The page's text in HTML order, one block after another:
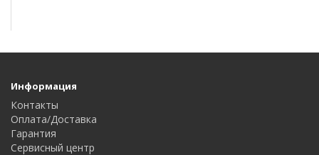
Информация
Контакты
Оплата/Доставка
Гарантия
Сервисный центр